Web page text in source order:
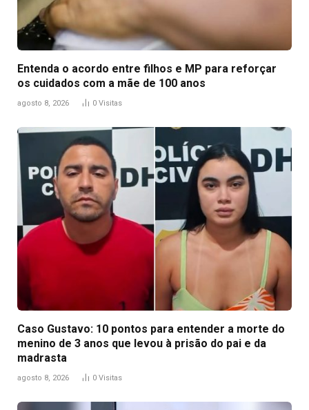
Entenda o acordo entre filhos e MP para reforçar
os cuidados com a mãe de 100 anos
agosto 8, 2026 0 Visitas
Caso Gustavo: 10 pontos para entender a morte do
menino de 3 anos que levou à prisão do pai e da
madrasta
agosto 8, 2026 0 Visitas